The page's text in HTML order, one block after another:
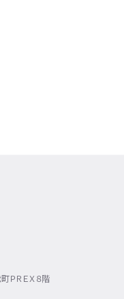
ＰＲＥＸ８階